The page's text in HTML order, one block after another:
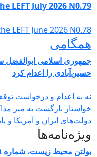
the LEFT July 2026
the LEFT June 2026
اسلامی ابوالفضل سپاهی
را اعدام کرد
اعدام و درخواست توقف
بازگشت به میز مذاکره،
ایران و آمریکا و پایان
محیط زیست، شماره ۷۹